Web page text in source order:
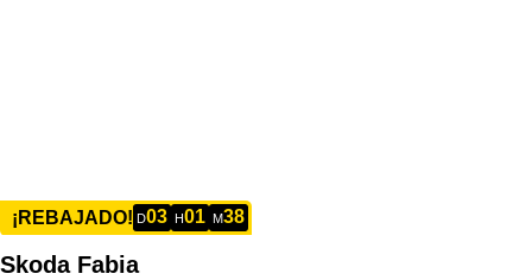
¡REBAJADO! D03 H01 M38
Skoda Fabia